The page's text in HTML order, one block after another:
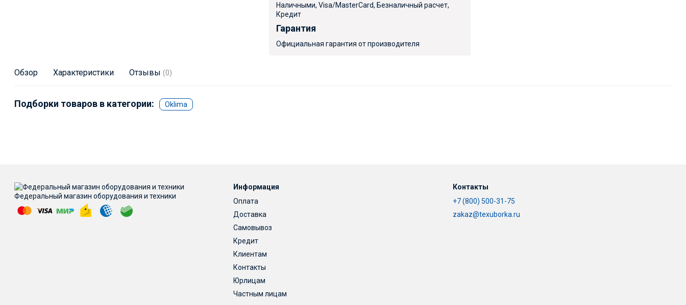
Наличными, Visa/MasterCard, Безналичный расчет,
Кредит
Гарантия
Официальная гарантия от производителя
Обзор Характеристики Отзывы (0)
Подборки товаров в категории: Oklima
Федеральный магазин оборудования и техники
Информация
Оплата
Доставка
Самовывоз
Кредит
Клиентам
Контакты
Юрлицам
Частным лицам
Контакты
+7 (800) 500-31-75
zakaz@texuborka.ru